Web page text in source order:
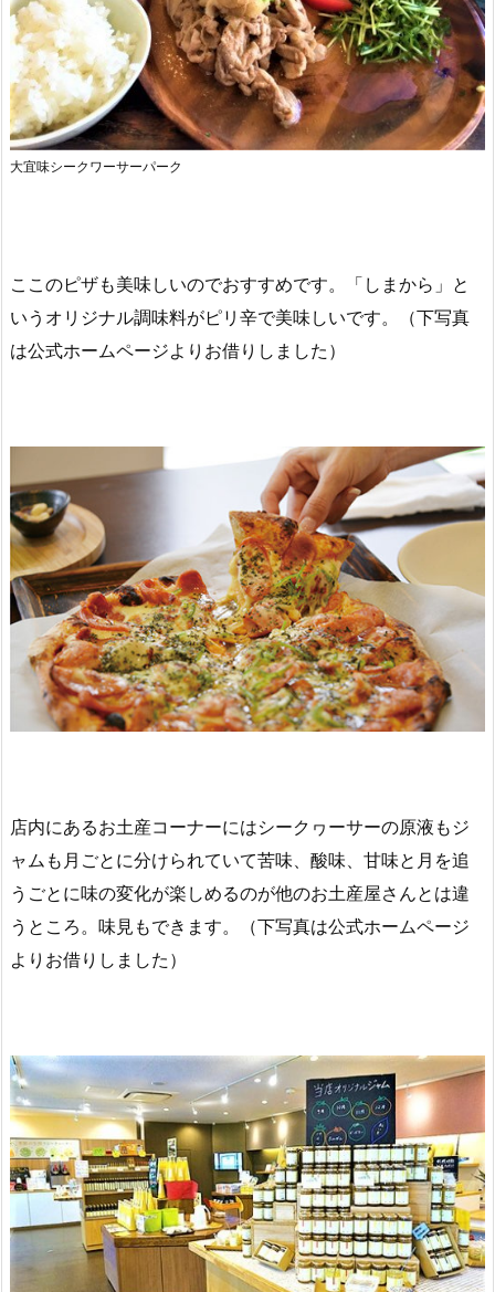
大宜味シークワーサーパーク
ここのピザも美味しいのでおすすめです。「しまから」と
いうオリジナル調味料がピリ辛で美味しいです。（下写真
は公式ホームページよりお借りしました）
店内にあるお土産コーナーにはシークヮーサーの原液もジ
ャムも月ごとに分けられていて苦味、酸味、甘味と月を追
うごとに味の変化が楽しめるのが他のお土産屋さんとは違
うところ。味見もできます。（下写真は公式ホームページ
よりお借りしました）